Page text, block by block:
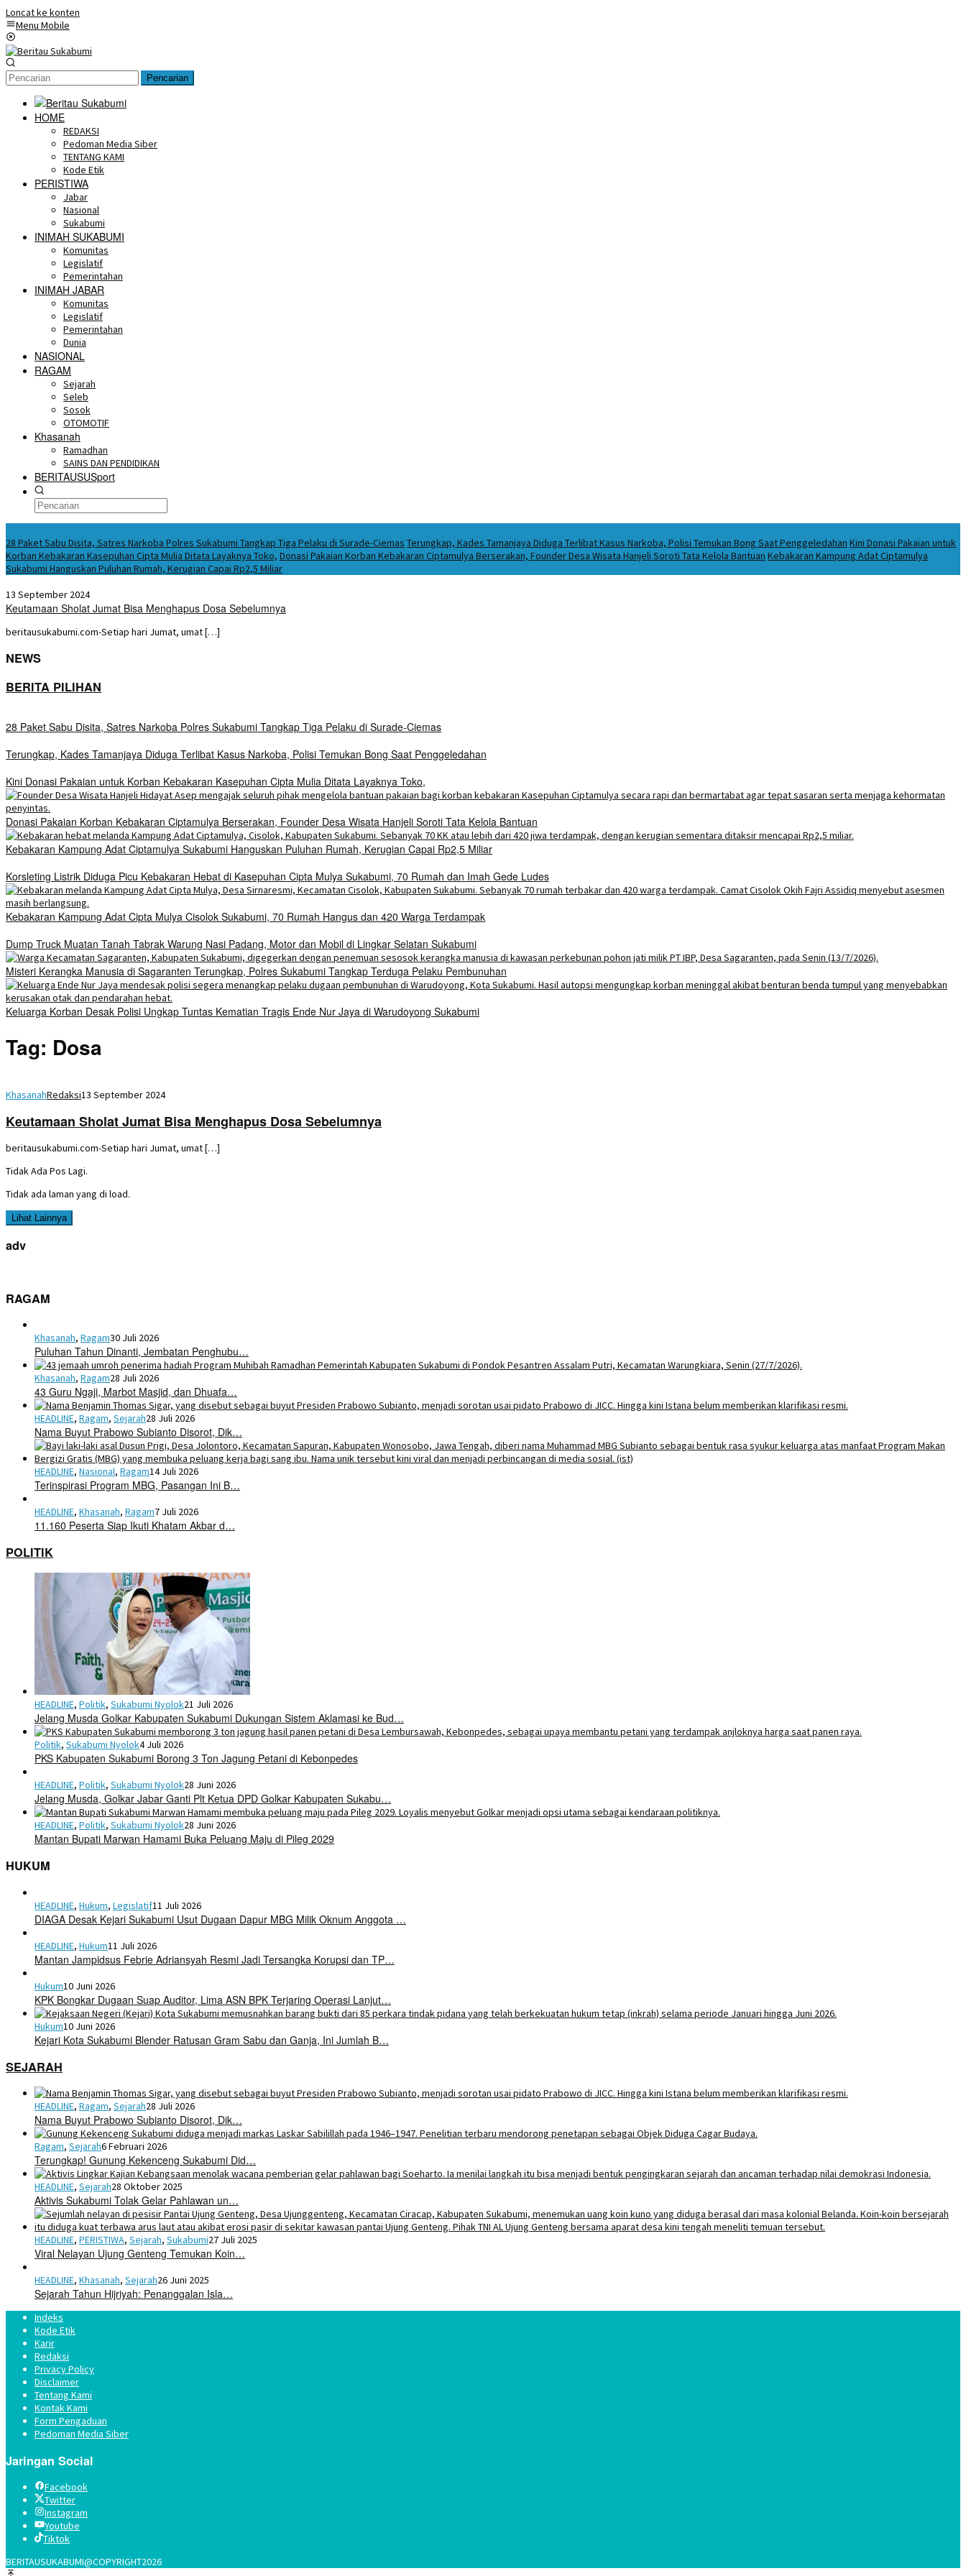
Loncat ke konten
Menu Mobile
Pencarian
HOME
REDAKSI
Pedoman Media Siber
TENTANG KAMI
Kode Etik
PERISTIWA
Jabar
Nasional
Sukabumi
INIMAH SUKABUMI
Komunitas
Legislatif
Pemerintahan
INIMAH JABAR
Komunitas
Legislatif
Pemerintahan
Dunia
NASIONAL
RAGAM
Sejarah
Seleb
Sosok
OTOMOTIF
Khasanah
Ramadhan
SAINS DAN PENDIDIKAN
BERITAUSUSport
28 Paket Sabu Disita, Satres Narkoba Polres Sukabumi Tangkap Tiga Pelaku di Surade-Ciemas Terungkap, Kades Tamanjaya Diduga Terlibat Kasus Narkoba, Polisi Temukan Bong Saat Penggeledahan Kini Donasi Pakaian untuk
Korban Kebakaran Kasepuhan Cipta Mulia Ditata Layaknya Toko, Donasi Pakaian Korban Kebakaran Ciptamulya Berserakan, Founder Desa Wisata Hanjeli Soroti Tata Kelola Bantuan Kebakaran Kampung Adat Ciptamulya
Sukabumi Hanguskan Puluhan Rumah, Kerugian Capai Rp2,5 Miliar
13 September 2024
Keutamaan Sholat Jumat Bisa Menghapus Dosa Sebelumnya
beritausukabumi.com-Setiap hari Jumat, umat […]
NEWS
BERITA PILIHAN
28 Paket Sabu Disita, Satres Narkoba Polres Sukabumi Tangkap Tiga Pelaku di Surade-Ciemas
Terungkap, Kades Tamanjaya Diduga Terlibat Kasus Narkoba, Polisi Temukan Bong Saat Penggeledahan
Kini Donasi Pakaian untuk Korban Kebakaran Kasepuhan Cipta Mulia Ditata Layaknya Toko,
Donasi Pakaian Korban Kebakaran Ciptamulya Berserakan, Founder Desa Wisata Hanjeli Soroti Tata Kelola Bantuan
Kebakaran Kampung Adat Ciptamulya Sukabumi Hanguskan Puluhan Rumah, Kerugian Capai Rp2,5 Miliar
Korsleting Listrik Diduga Picu Kebakaran Hebat di Kasepuhan Cipta Mulya Sukabumi, 70 Rumah dan Imah Gede Ludes
Kebakaran Kampung Adat Cipta Mulya Cisolok Sukabumi, 70 Rumah Hangus dan 420 Warga Terdampak
Dump Truck Muatan Tanah Tabrak Warung Nasi Padang, Motor dan Mobil di Lingkar Selatan Sukabumi
Misteri Kerangka Manusia di Sagaranten Terungkap, Polres Sukabumi Tangkap Terduga Pelaku Pembunuhan
Keluarga Korban Desak Polisi Ungkap Tuntas Kematian Tragis Ende Nur Jaya di Warudoyong Sukabumi
Tag: Dosa
KhasanahRedaksi13 September 2024
Keutamaan Sholat Jumat Bisa Menghapus Dosa Sebelumnya
beritausukabumi.com-Setiap hari Jumat, umat […]
Tidak Ada Pos Lagi.
Tidak ada laman yang di load.
Lihat Lainnya
adv
RAGAM
Khasanah, Ragam30 Juli 2026
Puluhan Tahun Dinanti, Jembatan Penghubu…
Khasanah, Ragam28 Juli 2026
43 Guru Ngaji, Marbot Masjid, dan Dhuafa…
HEADLINE, Ragam, Sejarah28 Juli 2026
Nama Buyut Prabowo Subianto Disorot, Dik…
HEADLINE, Nasional, Ragam14 Juli 2026
Terinspirasi Program MBG, Pasangan Ini B…
HEADLINE, Khasanah, Ragam7 Juli 2026
11.160 Peserta Siap Ikuti Khatam Akbar d…
POLITIK
HEADLINE, Politik, Sukabumi Nyolok21 Juli 2026
Jelang Musda Golkar Kabupaten Sukabumi Dukungan Sistem Aklamasi ke Bud…
Politik, Sukabumi Nyolok4 Juli 2026
PKS Kabupaten Sukabumi Borong 3 Ton Jagung Petani di Kebonpedes
HEADLINE, Politik, Sukabumi Nyolok28 Juni 2026
Jelang Musda, Golkar Jabar Ganti Plt Ketua DPD Golkar Kabupaten Sukabu…
HEADLINE, Politik, Sukabumi Nyolok28 Juni 2026
Mantan Bupati Marwan Hamami Buka Peluang Maju di Pileg 2029
HUKUM
HEADLINE, Hukum, Legislatif11 Juli 2026
DIAGA Desak Kejari Sukabumi Usut Dugaan Dapur MBG Milik Oknum Anggota …
HEADLINE, Hukum11 Juli 2026
Mantan Jampidsus Febrie Adriansyah Resmi Jadi Tersangka Korupsi dan TP…
Hukum10 Juni 2026
KPK Bongkar Dugaan Suap Auditor, Lima ASN BPK Terjaring Operasi Lanjut…
Hukum10 Juni 2026
Kejari Kota Sukabumi Blender Ratusan Gram Sabu dan Ganja, Ini Jumlah B…
SEJARAH
HEADLINE, Ragam, Sejarah28 Juli 2026
Nama Buyut Prabowo Subianto Disorot, Dik…
Ragam, Sejarah6 Februari 2026
Terungkap! Gunung Kekenceng Sukabumi Did…
HEADLINE, Sejarah28 Oktober 2025
Aktivis Sukabumi Tolak Gelar Pahlawan un…
HEADLINE, PERISTIWA, Sejarah, Sukabumi27 Juli 2025
Viral Nelayan Ujung Genteng Temukan Koin…
HEADLINE, Khasanah, Sejarah26 Juni 2025
Sejarah Tahun Hijriyah: Penanggalan Isla…
Indeks
Kode Etik
Karir
Redaksi
Privacy Policy
Disclaimer
Tentang Kami
Kontak Kami
Form Pengaduan
Pedoman Media Siber
Jaringan Social
Facebook
Twitter
Instagram
Youtube
Tiktok
BERITAUSUKABUMI@COPYRIGHT2026